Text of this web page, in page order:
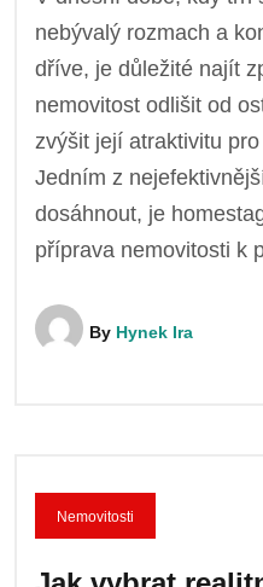
nebývalý rozmach a
dříve, je důležité najít
nemovitost odlišit od
zvýšit její atraktivitu
Jedním z
dosáhnout, je
příprava nemovitosti k
By Hynek Ira
Nemovitosti